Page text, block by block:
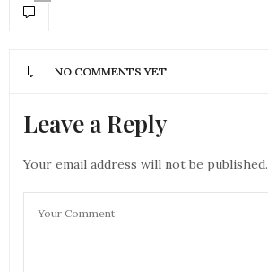
NO COMMENTS YET
Leave a Reply
Your email address will not be published.